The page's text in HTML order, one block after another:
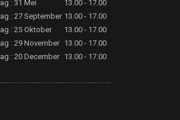
: 31 Mei
13.00 - 17.00
: 27 September 13.00 - 17.00
: 25 Oktober
13.00 - 17.00
: 29 November 13.00 - 17.00
: 20 December 13.00 - 17.00